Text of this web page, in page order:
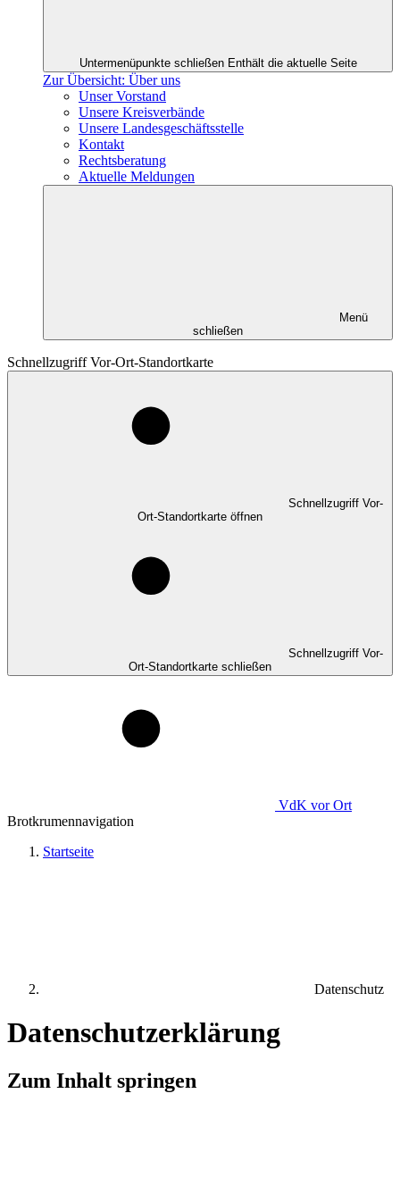
Untermenüpunkte schließen Enthält die aktuelle Seite
Zur Übersicht: Über uns
Unser Vorstand
Unsere Kreisverbände
Unsere Landesgeschäftsstelle
Kontakt
Rechtsberatung
Aktuelle Meldungen
Menü
schließen
Schnellzugriff Vor-Ort-Standortkarte
Schnellzugriff Vor-
Ort-Standortkarte öffnen
Schnellzugriff Vor-
Ort-Standortkarte schließen
VdK vor Ort
Brotkrumennavigation
Startseite
Datenschutz
Datenschutzerklärung
Zum Inhalt springen